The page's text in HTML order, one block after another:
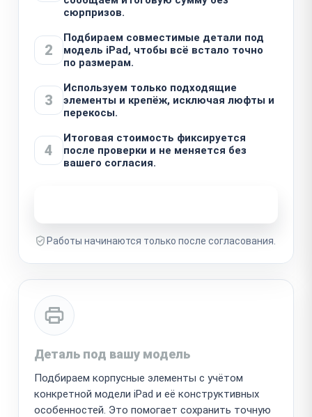
сюрпризов.
2
Подбираем совместимые детали под
модель iPad, чтобы всё встало точно
по размерам.
3
Используем только подходящие
элементы и крепёж, исключая люфты и
перекосы.
4
Итоговая стоимость фиксируется
после проверки и не меняется без
вашего согласия.
Работы начинаются только после согласования.
Деталь под вашу модель
Подбираем корпусные элементы с учётом
конкретной модели iPad и её конструктивных
особенностей. Это помогает сохранить точную